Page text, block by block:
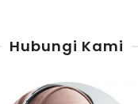
Hubungi Kami